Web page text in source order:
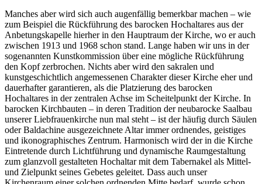
Manches aber wird sich auch augenfällig bemerkbar machen – wie
zum Beispiel die Rückführung des barocken Hochaltares aus der
Anbetungskapelle hierher in den Hauptraum der Kirche, wo er auch
zwischen 1913 und 1968 schon stand. Lange haben wir uns in der
sogenannten Kunstkommission über eine mögliche Rückführung
den Kopf zerbrochen. Nichts aber wird den sakralen und
kunstgeschichtlich angemessenen Charakter dieser Kirche eher und
dauerhafter garantieren, als die Platzierung des barocken
Hochaltares in der zentralen Achse im Scheitelpunkt der Kirche. In
barocken Kirchbauten – in deren Tradition der neubarocke Saalbau
unserer Liebfrauenkirche nun mal steht – ist der häufig durch Säulen
oder Baldachine ausgezeichnete Altar immer ordnendes, geistiges
und ikonographisches Zentrum. Harmonisch wird der in die Kirche
Eintretende durch Lichtführung und dynamische Raumgestaltung
zum glanzvoll gestalteten Hochaltar mit dem Tabernakel als Mittel-
und Zielpunkt seines Gebetes geleitet. Dass auch unser